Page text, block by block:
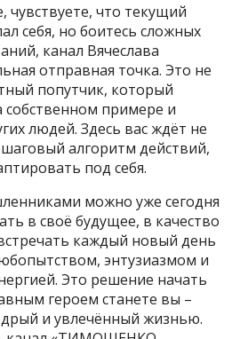
чувствуете, что текущий
себя, но боитесь сложных
канал Вячеслава
отправная точка. Это не
попутчик, который
собственном примере и
людей. Здесь вас ждёт не
алгоритм действий,
под себя.
можно уже сегодня
в своё будущее, в качество
каждый новый день
энтузиазмом и
Это решение начать
героем станете вы –
и увлечённый жизнью.